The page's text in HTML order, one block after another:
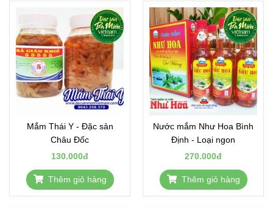
Mắm Thái Y - Đặc sản
Châu Đốc
130.000đ
Thêm giỏ hàng
Nước mắm Như Hoa Bình
Định - Loại ngon
270.000đ
Thêm giỏ hàng